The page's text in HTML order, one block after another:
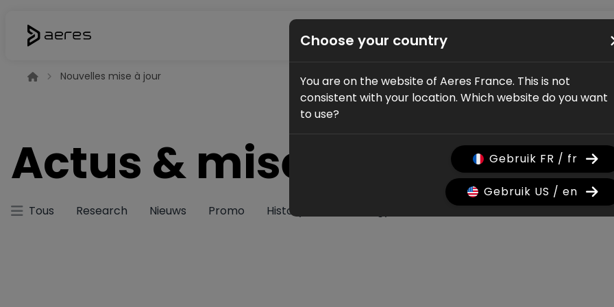
VélosBoutiqueServiceRevendeurs À propos de
Nouvelles mise à jour
Actus & mises à jour
Tous Research Nieuws Promo History Bike launch
Choose your country
You are on the website of Aeres France. This is not
consistent with your location. Which website do you want
to use?
Gebruik FR / fr
Gebruik US / en